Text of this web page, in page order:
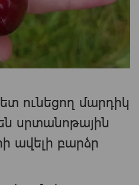
ունեցող մարդիկ
սրտանոթային
ավելի բարձր